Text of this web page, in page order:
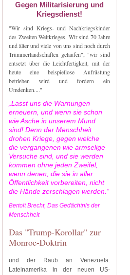
Gegen Militarisierung und
Kriegsdienst!
"Wir sind Kriegs- und Nachkriegskinder
des Zweiten Weltkrieges. Wir sind 70 Jahre
und älter und viele von uns sind noch durch
Trümmerlandschaften gelaufen", "wir sind
entsetzt über die Leichtfertigkeit, mit der
heute eine beispiellose Aufrüstung
betrieben wird und fordern ein
Umdenken...."
„Lasst uns die Warnungen
erneuern, und wenn sie schon
wie Asche in unserem Mund
sind! Denn der Menschheit
drohen Kriege, gegen welche
die vergangenen wie armselige
Versuche sind, und sie werden
kommen ohne jeden Zweifel,
wenn denen, die sie in aller
Öffentlichkeit vorbereiten, nicht
die Hände zerschlagen werden.“
Bertolt Brecht, Das Gedächtnis der
Menschheit
Das "Trump-Korollar" zur
Monroe-Doktrin
und der Raub an Venezuela.
Lateinamerika in der neuen US-